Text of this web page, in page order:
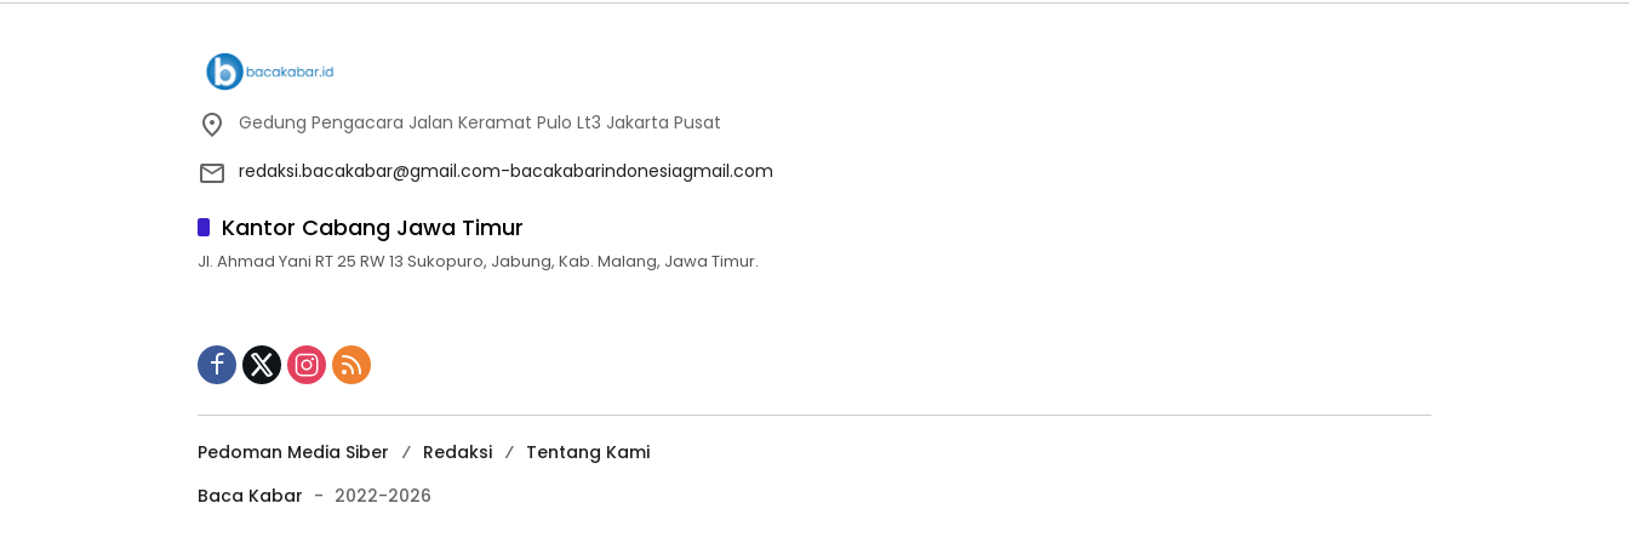
Gedung Pengacara Jalan Keramat Pulo Lt3 Jakarta Pusat
redaksi.bacakabar@gmail.com-bacakabarindonesiagmail.com
Kantor Cabang Jawa Timur
Jl. Ahmad Yani RT 25 RW 13 Sukopuro, Jabung, Kab. Malang, Jawa Timur.
Pedoman Media Siber Redaksi
Tentang Kami
Baca Kabar - 2022-2026